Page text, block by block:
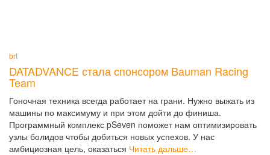
brt
DATADVANCE стала спонсором Bauman Racing
Team
Гоночная техника всегда работает на грани. Нужно выжать из
машины по максимуму и при этом дойти до финиша.
Программный комплекс pSeven поможет нам оптимизировать
узлы болидов чтобы добиться новых успехов. У нас
амбициозная цель, оказаться Читать дальше…